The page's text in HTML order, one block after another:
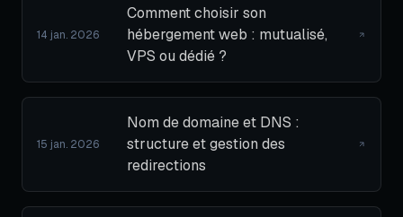
14 jan. 2026
Comment choisir son
hébergement web : mutualisé,
VPS ou dédié ?
15 jan. 2026
Nom de domaine et DNS :
structure et gestion des
redirections